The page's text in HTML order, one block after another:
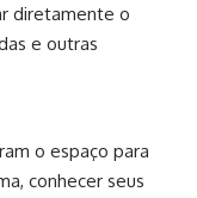
diretamente o
e outras
o espaço para
conhecer seus